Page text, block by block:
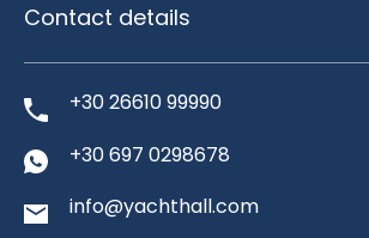
Contact details
+30 26610 99990
+30 697 0298678
info@yachthall.com